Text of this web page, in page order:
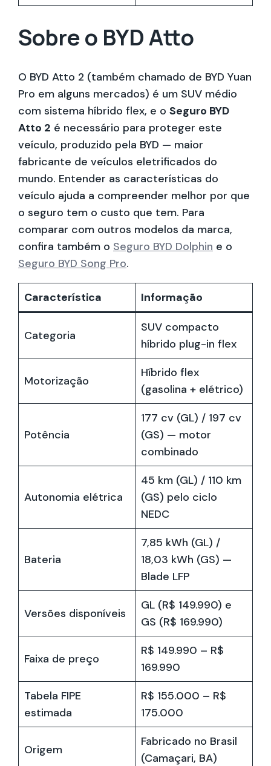
Sobre o BYD Atto
O BYD Atto 2 (também chamado de BYD Yuan
Pro em alguns mercados) é um SUV médio
com sistema híbrido flex, e o Seguro BYD
Atto 2 é necessário para proteger este
veículo, produzido pela BYD — maior
fabricante de veículos eletrificados do
mundo. Entender as características do
veículo ajuda a compreender melhor por que
o seguro tem o custo que tem. Para
comparar com outros modelos da marca,
confira também o Seguro BYD Dolphin e o
Seguro BYD Song Pro.
Característica Informação
Categoria
SUV compacto
híbrido plug-in flex
Motorização
Híbrido flex
(gasolina + elétrico)
Potência
177 cv (GL) / 197 cv
(GS) — motor
combinado
Autonomia elétrica
45 km (GL) / 110 km
(GS) pelo ciclo
NEDC
Bateria
7,85 kWh (GL) /
18,03 kWh (GS) —
Blade LFP
Versões disponíveis
GL (R$ 149.990) e
GS (R$ 169.990)
Faixa de preço
R$ 149.990 – R$
169.990
Tabela FIPE
estimada
R$ 155.000 – R$
175.000
Origem
Fabricado no Brasil
(Camaçari, BA)